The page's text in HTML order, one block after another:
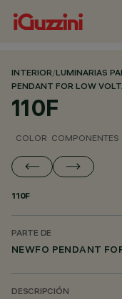
INTERIOR/LUMINARIAS
PENDANT FOR LOW
110F
COLOR COMPONENTES
110F
PARTE DE
NEWFO PENDANT
DESCRIPCIÓN